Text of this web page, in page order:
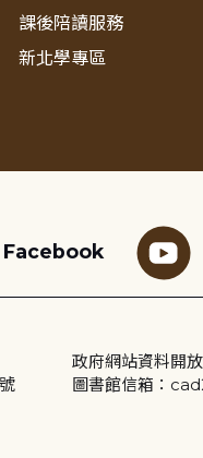
課後陪讀服務
新北學專區
Facebook
政府網站資料開
圖書館信箱：